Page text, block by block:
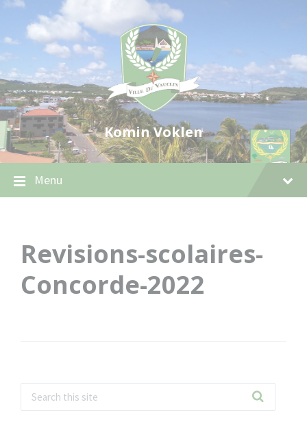
Skip
content
Skip
navigation
Skip
footer
Komin Voklen
Menu
Revisions-scolaires-
Concorde-2022